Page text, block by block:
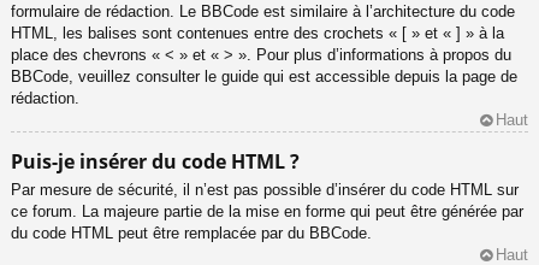
formulaire de rédaction. Le BBCode est similaire à l’architecture du code
HTML, les balises sont contenues entre des crochets « [ » et « ] » à la
place des chevrons « < » et « > ». Pour plus d’informations à propos du
BBCode, veuillez consulter le guide qui est accessible depuis la page de
rédaction.
Haut
Puis-je insérer du code HTML ?
Par mesure de sécurité, il n’est pas possible d’insérer du code HTML sur
ce forum. La majeure partie de la mise en forme qui peut être générée par
du code HTML peut être remplacée par du BBCode.
Haut